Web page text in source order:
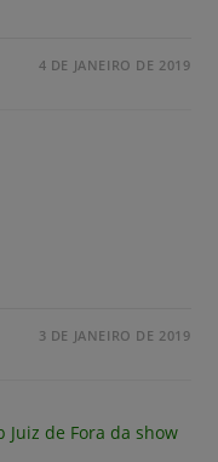
4 DE JANEIRO DE 2019
3 DE JANEIRO DE 2019